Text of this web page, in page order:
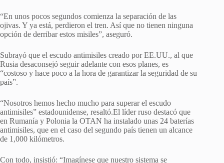
“En unos pocos segundos comienza la separación de las
ojivas. Y ya está, perdieron el tren. Así que no tienen ninguna
opción de derribar estos misiles”, aseguró.
Subrayó que el escudo antimisiles creado por EE.UU., al que
Rusia desaconsejó seguir adelante con esos planes, es
“costoso y hace poco a la hora de garantizar la seguridad de su
país”.
“Nosotros hemos hecho mucho para superar el escudo
antimisiles” estadounidense, resaltó.El líder ruso destacó que
en Rumanía y Polonia la OTAN ha instalado unas 24 baterías
antimisiles, que en el caso del segundo país tienen un alcance
de 1,000 kilómetros.
Con todo, insistió: “Imagínese que nuestro sistema se